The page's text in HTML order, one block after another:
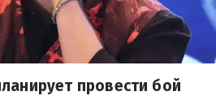
провести бой